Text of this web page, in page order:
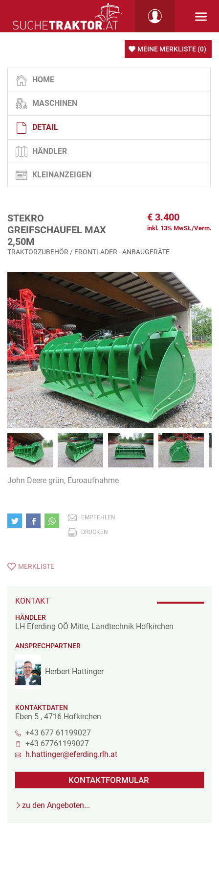
MEINE MERKLISTE (0)
HOME
MASCHINEN
DETAIL
HÄNDLER
KLEINANZEIGEN
STEKRO
GREIFSCHAUFEL MAX
2,50M
€ 3.400
inkl. 13% MwSt./Verm.
TRAKTORZUBEHÖR / FRONTLADER - ANBAUGERÄTE
John Deere grün, Euroaufnahme
EMPFEHLEN
DRUCKEN
MERKLISTE
KONTAKT
HÄNDLER
LH Eferding OÖ Mitte, Landtechnik Hofkirchen
ANSPRECHPARTNER
Herbert Hattinger
KONTAKTDATEN
Eben 5 , 4716 Hofkirchen
+43 677 61199027
+43 67761199027
h.hattinger@eferding.rlh.at
KONTAKTFORMULAR
zu den Angeboten...